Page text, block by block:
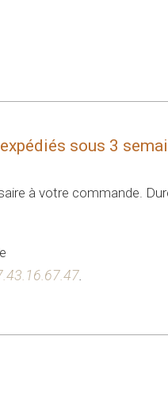
sous 3
à votre commande.